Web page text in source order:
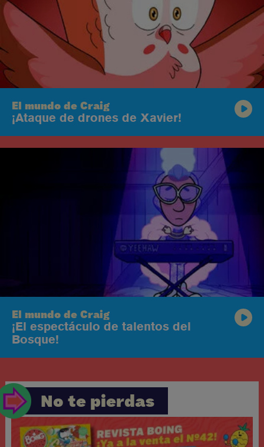
El mundo de Craig
¡Ataque de drones de Xavier!
El mundo de Craig
¡El espectáculo de talentos del
Bosque!
No te pierdas